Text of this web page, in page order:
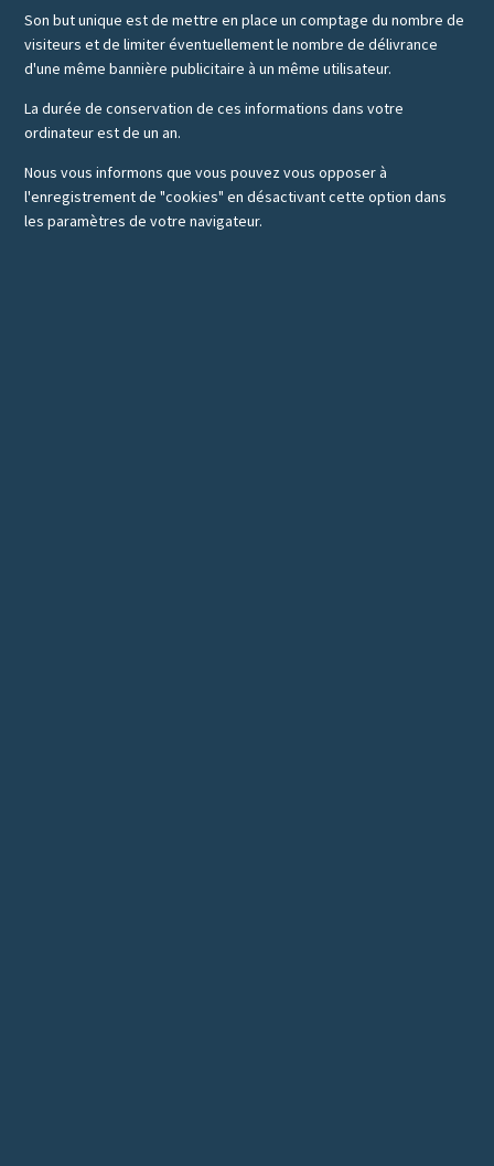
Son but unique est de mettre en place un comptage du nombre de
visiteurs et de limiter éventuellement le nombre de délivrance
d'une même bannière publicitaire à un même utilisateur.
La durée de conservation de ces informations dans votre
ordinateur est de un an.
Nous vous informons que vous pouvez vous opposer à
l'enregistrement de "cookies" en désactivant cette option dans
les paramètres de votre navigateur.